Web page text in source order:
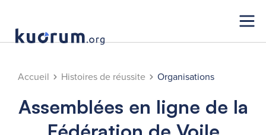
Accueil Histoires de réussite Organisations
Assemblées en ligne de la